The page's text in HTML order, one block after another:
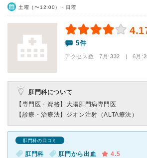
土曜（〜12:00）・日曜
5件
アクセス数 7月:332 | 6月:
肛門科について
【専門医・資格】 大腸肛門病専門医
【診療・治療法】 ジオン注射（ALTA療法）
肛門科の口コミ
肛門科 肛門から出血
4.5